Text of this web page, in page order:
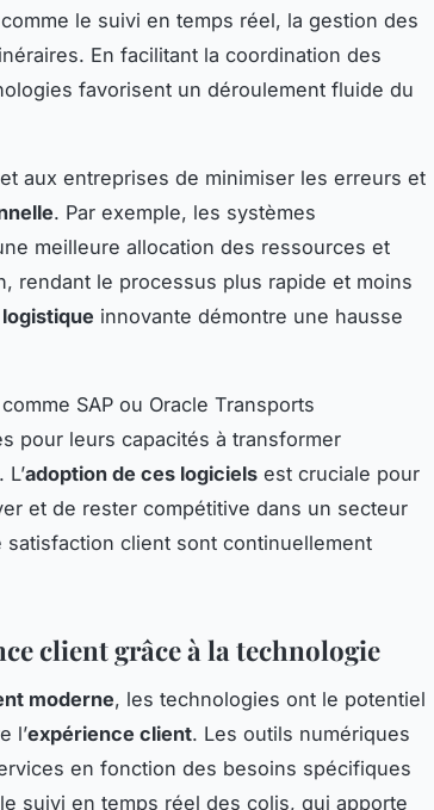
le suivi en temps réel, la gestion des
En facilitant la coordination des
favorisent un déroulement fluide du
aux entreprises de minimiser les erreurs et
. Par exemple, les systèmes
meilleure allocation des ressources et
rendant le processus plus rapide et moins
logistique innovante démontre une hausse
SAP ou Oracle Transports
pour leurs capacités à transformer
adoption de ces logiciels est cruciale pour
et de rester compétitive dans un secteur
satisfaction client sont continuellement
client grâce à la technologie
moderne, les technologies ont le potentiel
l’expérience client. Les outils numériques
en fonction des besoins spécifiques
suivi en temps réel des colis, qui apporte